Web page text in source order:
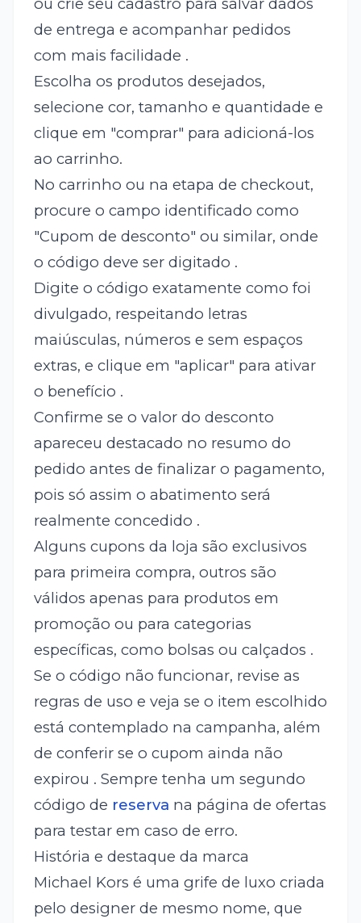
de entrega e acompanhar pedidos
com mais facilidade .
Escolha os produtos desejados,
selecione cor, tamanho e quantidade e
clique em "comprar" para adicioná-los
ao carrinho.
No carrinho ou na etapa de checkout,
procure o campo identificado como
"Cupom de desconto" ou similar, onde
o código deve ser digitado .
Digite o código exatamente como foi
divulgado, respeitando letras
maiúsculas, números e sem espaços
extras, e clique em "aplicar" para ativar
o benefício .
Confirme se o valor do desconto
apareceu destacado no resumo do
pedido antes de finalizar o pagamento,
pois só assim o abatimento será
realmente concedido .
Alguns cupons da loja são exclusivos
para primeira compra, outros são
válidos apenas para produtos em
promoção ou para categorias
específicas, como bolsas ou calçados .
Se o código não funcionar, revise as
regras de uso e veja se o item escolhido
está contemplado na campanha, além
de conferir se o cupom ainda não
expirou . Sempre tenha um segundo
código de reserva na página de ofertas
para testar em caso de erro.
História e destaque da marca
Michael Kors é uma grife de luxo criada
pelo designer de mesmo nome, que